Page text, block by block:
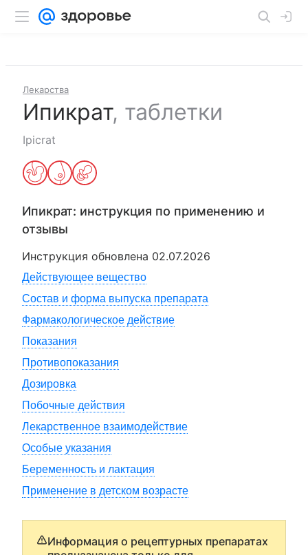
Лекарства
Ипикрат, таблетки
Ipicrat
Ипикрат: инструкция по применению и
отзывы
Инструкция обновлена 02.07.2026
Действующее вещество
Состав и форма выпуска препарата
Фармакологическое действие
Показания
Противопоказания
Дозировка
Побочные действия
Лекарственное взаимодействие
Особые указания
Беременность и лактация
Применение в детском возрасте
Информация о рецептурных препаратах